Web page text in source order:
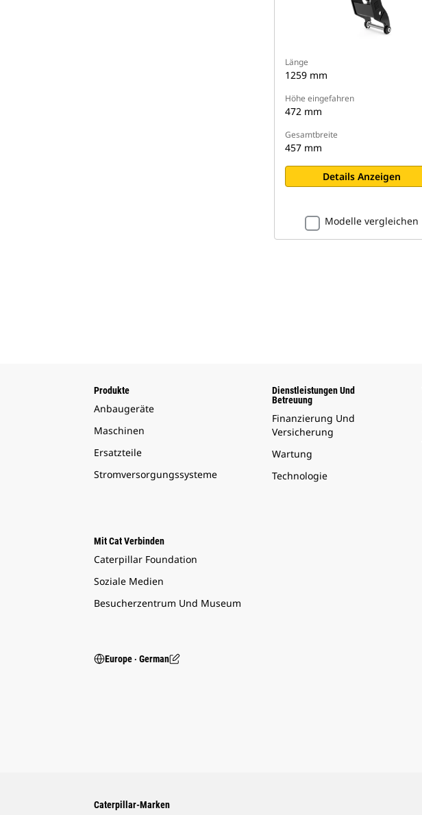
Länge
1259 mm
Höhe eingefahren
472 mm
Gesamtbreite
457 mm
Details Anzeigen
Modelle vergleichen
Produkte
Anbaugeräte
Maschinen
Ersatzteile
Stromversorgungssysteme
Dienstleistungen Und
Betreuung
Finanzierung Und
Versicherung
Wartung
Technologie
Mit Cat Verbinden
Caterpillar Foundation
Soziale Medien
Besucherzentrum Und Museum
Europe ‧ German
Caterpillar-Marken